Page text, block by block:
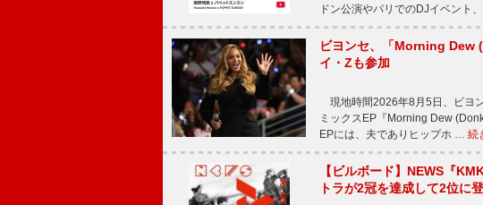
ドン公演やパリでのDJイベント
ビヨンセ、「Morning Dew
イ・Zも参加
現地時間2026年8月5日、ビヨ
ミックスEP『Morning Dew
EPには、夫でありヒップホ … 続
【ビルボード】NEWS『
トラが2冠を達成して2位に